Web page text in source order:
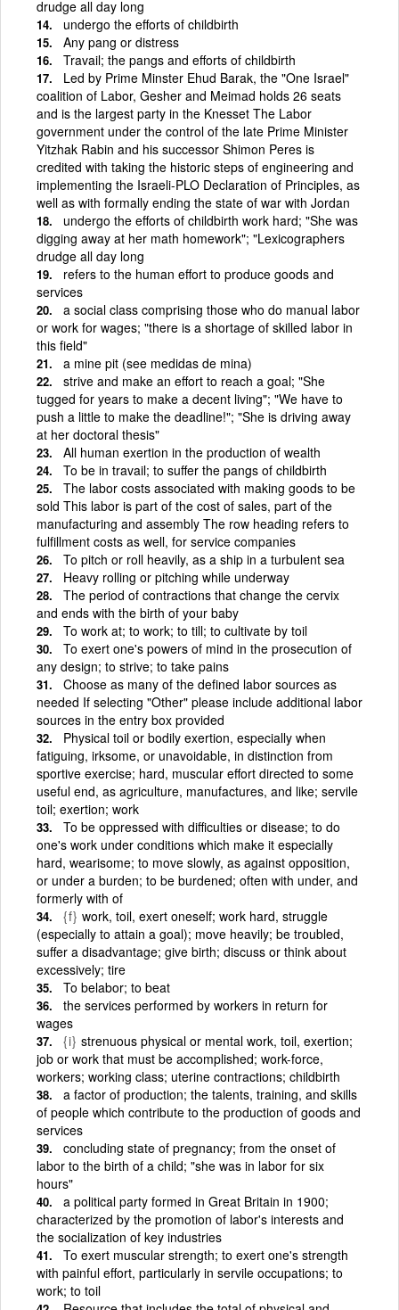
drudge all day long
undergo the efforts of childbirth
Any pang or distress
Travail; the pangs and efforts of childbirth
Led by Prime Minster Ehud Barak, the "One Israel"
coalition of Labor, Gesher and Meimad holds 26 seats
and is the largest party in the Knesset The Labor
government under the control of the late Prime Minister
Yitzhak Rabin and his successor Shimon Peres is
credited with taking the historic steps of engineering and
implementing the Israeli-PLO Declaration of Principles, as
well as with formally ending the state of war with Jordan
undergo the efforts of childbirth work hard; "She was
digging away at her math homework"; "Lexicographers
drudge all day long
refers to the human effort to produce goods and
services
a social class comprising those who do manual labor
or work for wages; "there is a shortage of skilled labor in
this field"
a mine pit (see medidas de mina)
strive and make an effort to reach a goal; "She
tugged for years to make a decent living"; "We have to
push a little to make the deadline!"; "She is driving away
at her doctoral thesis"
All human exertion in the production of wealth
To be in travail; to suffer the pangs of childbirth
The labor costs associated with making goods to be
sold This labor is part of the cost of sales, part of the
manufacturing and assembly The row heading refers to
fulfillment costs as well, for service companies
To pitch or roll heavily, as a ship in a turbulent sea
Heavy rolling or pitching while underway
The period of contractions that change the cervix
and ends with the birth of your baby
To work at; to work; to till; to cultivate by toil
To exert one's powers of mind in the prosecution of
any design; to strive; to take pains
Choose as many of the defined labor sources as
needed If selecting "Other" please include additional labor
sources in the entry box provided
Physical toil or bodily exertion, especially when
fatiguing, irksome, or unavoidable, in distinction from
sportive exercise; hard, muscular effort directed to some
useful end, as agriculture, manufactures, and like; servile
toil; exertion; work
To be oppressed with difficulties or disease; to do
one's work under conditions which make it especially
hard, wearisome; to move slowly, as against opposition,
or under a burden; to be burdened; often with under, and
formerly with of
{f} work, toil, exert oneself; work hard, struggle
(especially to attain a goal); move heavily; be troubled,
suffer a disadvantage; give birth; discuss or think about
excessively; tire
To belabor; to beat
the services performed by workers in return for
wages
{i} strenuous physical or mental work, toil, exertion;
job or work that must be accomplished; work-force,
workers; working class; uterine contractions; childbirth
a factor of production; the talents, training, and skills
of people which contribute to the production of goods and
services
concluding state of pregnancy; from the onset of
labor to the birth of a child; "she was in labor for six
hours"
a political party formed in Great Britain in 1900;
characterized by the promotion of labor's interests and
the socialization of key industries
To exert muscular strength; to exert one's strength
with painful effort, particularly in servile occupations; to
work; to toil